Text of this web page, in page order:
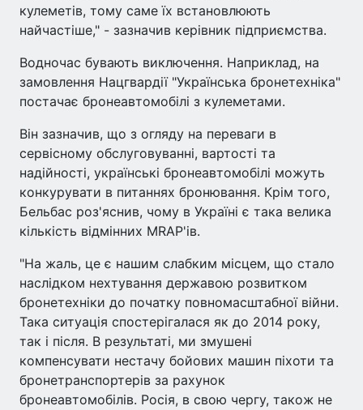
кулеметів, тому саме їх встановлюють
найчастіше," - зазначив керівник підприємства.
Водночас бувають виключення. Наприклад, на
замовлення Нацгвардії "Українська бронетехніка"
постачає бронеавтомобілі з кулеметами.
Він зазначив, що з огляду на переваги в
сервісному обслуговуванні, вартості та
надійності, українські бронеавтомобілі можуть
конкурувати в питаннях бронювання. Крім того,
Бельбас роз'яснив, чому в Україні є така велика
кількість відмінних MRAP'ів.
"На жаль, це є нашим слабким місцем, що стало
наслідком нехтування державою розвитком
бронетехніки до початку повномасштабної війни.
Така ситуація спостерігалася як до 2014 року,
так і після. В результаті, ми змушені
компенсувати нестачу бойових машин піхоти та
бронетранспортерів за рахунок
бронеавтомобілів. Росія, в свою чергу, також не